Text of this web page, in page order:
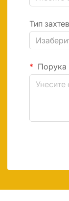
Тип
Порука